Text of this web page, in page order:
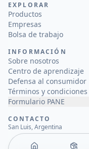
EXPLORAR
Productos
Empresas
Bolsa de trabajo
INFORMACIÓN
Sobre nosotros
Centro de aprendizaje
Defensa al consumidor
Términos y condiciones
Formulario PANE
CONTACTO
San Luis, Argentina